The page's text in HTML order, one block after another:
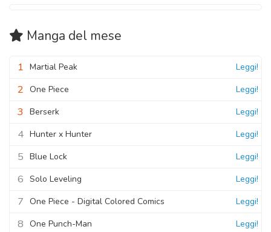
Manga del mese
1 Martial Peak Leggi!
2 One Piece Leggi!
3 Berserk Leggi!
4 Hunter x Hunter Leggi!
5 Blue Lock Leggi!
6 Solo Leveling Leggi!
7 One Piece - Digital Colored Comics Leggi!
8 One Punch-Man Leggi!